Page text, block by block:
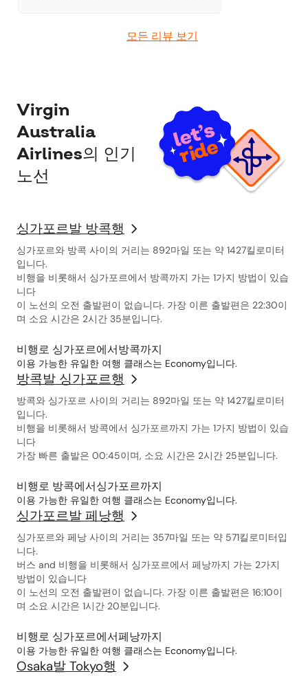
모든 리뷰 보기
Virgin
Australia
Airlines의 인기
노선
싱가포르발 방콕행
싱가포르와 방콕 사이의 거리는 892마일 또는 약 1427킬로미터
입니다.
비행을 비롯해서 싱가포르에서 방콕까지 가는 1가지 방법이 있습
니다
이 노선의 오전 출발편이 없습니다. 가장 이른 출발편은 22:30이
며 소요 시간은 2시간 35분입니다.
비행로 싱가포르에서방콕까지
이용 가능한 유일한 여행 클래스는 Economy입니다.
방콕발 싱가포르행
방콕와 싱가포르 사이의 거리는 892마일 또는 약 1427킬로미터
입니다.
비행을 비롯해서 방콕에서 싱가포르까지 가는 1가지 방법이 있습
니다
가장 빠른 출발은 00:45이며, 소요 시간은 2시간 25분입니다.
비행로 방콕에서싱가포르까지
이용 가능한 유일한 여행 클래스는 Economy입니다.
싱가포르발 페낭행
싱가포르와 페낭 사이의 거리는 357마일 또는 약 571킬로미터입
니다.
버스 and 비행을 비롯해서 싱가포르에서 페낭까지 가는 2가지
방법이 있습니다
이 노선의 오전 출발편이 없습니다. 가장 이른 출발편은 16:10이
며 소요 시간은 1시간 20분입니다.
비행로 싱가포르에서페낭까지
이용 가능한 유일한 여행 클래스는 Economy입니다.
Osaka발 Tokyo행